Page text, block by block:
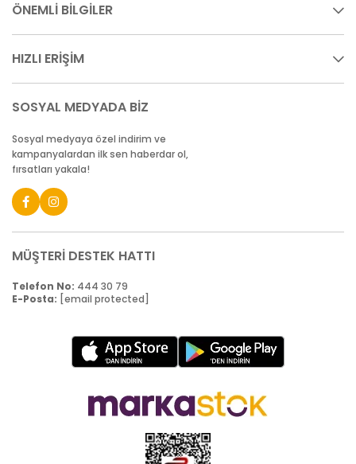
ÖNEMLİ BİLGİLER
HIZLI ERİŞİM
SOSYAL MEDYADA BİZ
Sosyal medyaya özel indirim ve
kampanyalardan ilk sen haberdar ol,
fırsatları yakala!
MÜŞTERİ DESTEK HATTI
Telefon No: 444 30 79
E-Posta: [email protected]